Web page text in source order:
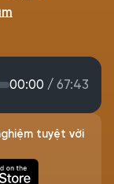
00:00 / 67:43
tuyệt vời